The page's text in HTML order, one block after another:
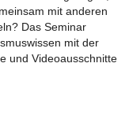
mit anderen
Das Seminar
mit der
und Videoausschnitte